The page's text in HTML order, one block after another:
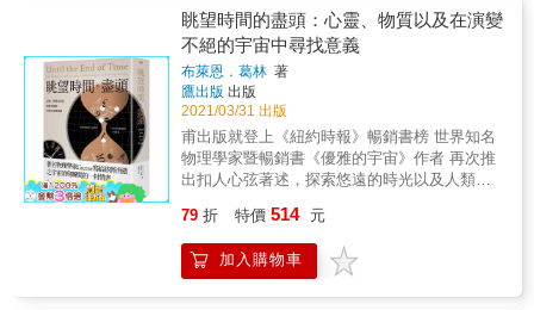
向，都聽命於更深層的地球自然史。 這是一部
描述偶發性與相依事件，兼具娛樂與知識的精
采篇章， 堪稱古爾德（Stephen Jay Gould）
寫作風格的優秀繼承者。 &mdash;&mdash; 尼
爾德（Ted Nield），《超級大陸》作者
出由衷的讚美與讚嘆！ 人類由古猿演化而來、
地球有46億年歷史，對今天的我們來說是小學
生都知道的常識，但我們今天之所以能知道得
更多，不是因為我們比較聰明，而是因為我們
站在前人研究成果的肩膀上，而這些研究成果
往往並非一步而成，而是歷代科學研究的先驅
們，在一連串不斷的嘗試與錯誤之中，在歧見
的論爭甚至互相攻擊之中，點點滴滴的累積，
披荊斬棘所開闢出來的知識之路。本書的故
事，生動還原了這些過程。
生的獨特價值。2.紋理互相嵌合影響，變動從
微小元素開始：紋理充滿無限可能。具體的、
不可見的，時間的、空間的，巨大的、精微
的，外在的、心靈的。紋理之間相互嵌合影
響，本書即展現這些相互影響的力量來源、分
布以及糾結。3.課本沒有教的，卻是我們應該
知道的：臺灣許多特色，我們都認為理所當
然。透過《臺灣的紋理》可以有系統地認識這
些自然的作用現象，以及其與生物多樣性、人
類生活的關係。4.主題豐富多樣，篇篇有驚
奇：例如里山根經濟如何解除滿州灰面鵟鷹與
部落間數十年的糾葛危機、景觀旅遊可以創造
的幸福風景、水文地形作用如何影響農業和生
理。而大地與我們生命的聯結，透過兩位導演
長時間的紀錄與行走，揭露出變遷路徑，是世
代人們於此刻下的生活紋理。國內11位各領域
代表性人物執筆，彼此嵌合，有系統的介紹臺
灣環境特色，可說是一本為當今社會所整理的
重要自然知識成果。從他們所追尋的、以及如
何追尋的過程，最終要指出的是島嶼的環境價
值，並以此出發，交付生命萬物，織繪通往未
《臺灣的紋理2：人文篇》為系列作品）
目的太空活動，持續帶動世人對太空的興趣，
而相關報導也不再充斥嚴肅、技術性的專有名
詞，而是更加親近大眾。關於探索太空、帶領
大眾認識太空的人物，除了被視為商業傳奇的
馬斯克，或是讀者熟知來自美國NASA的太空人
之外，《太空人都在做什麼？》作者野口聰一
是來自日本的太空人，以第一人稱敘述，從太
空人的專業任務，談到太空人的工作與生活哲
學，更新讀者對太空人的既定印象。加上全書
有60張照片與手繪圖片，更能幫助讀者具體理
從野口聰一在2020年11月搭乘SpaceX「乘龍
號」載人1號的旅程開始，藉由描述在日新月異
的科技發展之下，太空不再是遙不可及的地
眺望時間的盡頭：心靈、物質以及在演變
不絕的宇宙中尋找意義
布萊恩．葛林 著
鷹出版 出版
2021/03/31 出版
甫出版就登上《紐約時報》暢銷書榜 世界知名
物理學家暨暢銷書《優雅的宇宙》作者 再次推
出扣人心弦著述，探索悠遠的時光以及人類對
最新宇宙科學及散文書寫。 &mdash;&mdash;
《紐約時報》（2020年度精選好書） 《眺望時
間的盡頭》是布萊恩&bull;葛林新推出的宇宙壯
79 折 特價 514 元
加入購物車